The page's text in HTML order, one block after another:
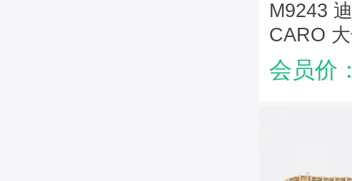
M9243
CARO
牛皮革
会员价：